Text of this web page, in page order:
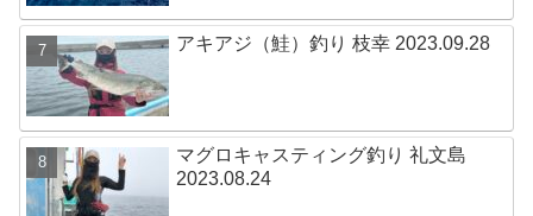
アキアジ（鮭）釣り 枝幸 2023.09.28
マグロキャスティング釣り 礼文島
2023.08.24